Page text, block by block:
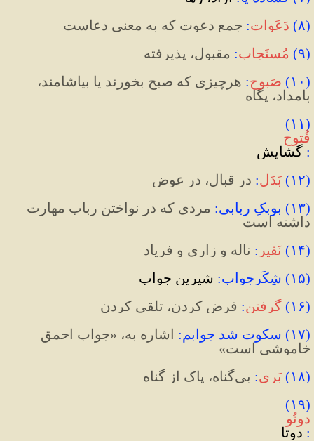
(۸)‌ دَعَوات: جمع دعوت که به معنی دعاست
(۹) مُستَجاب: مقبول، پذیرفته
(۱۰)‌ صَبوح:
بامداد، پگاه
(۱۱)
فُتوح
: گشایش
(۱۲) بَدَل: در قبال، در عوض
(۱۳) بوبکِ ربابی:
داشته است
(۱۴) نَفیر : ناله و زاری و فریاد
(۱۵) شِکَرجواب:
شیرین جواب
(۱۶) گرفتن: فرض کردن، تلقی کردن
(۱۷) سکوت شد جوابم:
خاموشی است»
(۱۸) بَری: بی‌گناه، پاک از گناه
(۱۹)
دوتُو
: دوتا